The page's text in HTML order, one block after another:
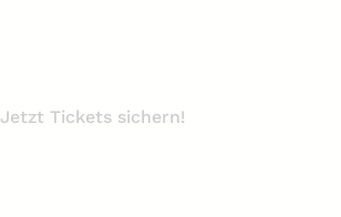
Jetzt Tickets sichern!